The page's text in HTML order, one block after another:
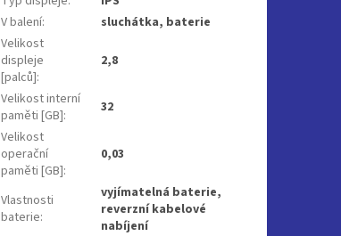
V balení:
sluchátka, baterie
Velikost
displeje
[palců]:
2,8
Velikost interní
paměti [GB]:
32
Velikost
operační
paměti [GB]:
0,03
Vlastnosti
baterie:
vyjímatelná baterie,
reverzní kabelové
nabíjení